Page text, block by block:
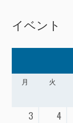
イベント
月 火
3
4